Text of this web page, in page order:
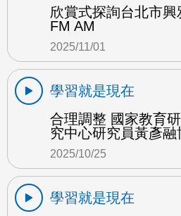
欣賞式探詢台北市
FM AM
2025/11/01
學習就是現在
合理調整 國家教育
究中心研究員黃彥融
2025/10/25
學習就是現在